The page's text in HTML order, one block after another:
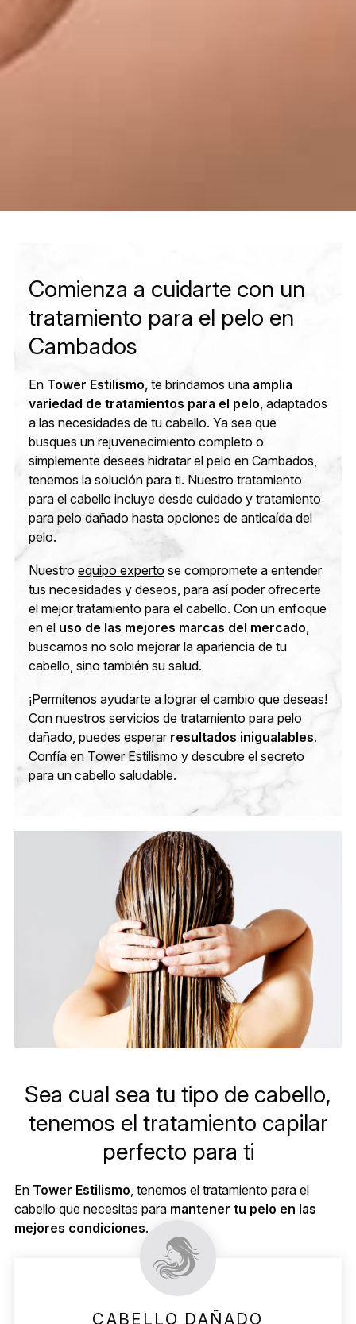
Comienza a cuidarte con un
tratamiento para el pelo en
Cambados
En Tower Estilismo , te brindamos una amplia
variedad de tratamientos para el pelo , adaptados
a las necesidades de tu cabello. Ya sea que
busques un rejuvenecimiento completo o
simplemente desees hidratar el pelo en Cambados,
tenemos la solución para ti. Nuestro tratamiento
para el cabello incluye desde cuidado y tratamiento
para pelo dañado hasta opciones de anticaída del
pelo.
Nuestro equipo experto se compromete a entender
tus necesidades y deseos, para así poder ofrecerte
el mejor tratamiento para el cabello. Con un enfoque
en el uso de las mejores marcas del mercado
buscamos no solo mejorar la apariencia de tu
cabello, sino también su salud.
¡Permítenos ayudarte a lograr el cambio que deseas!
Con nuestros servicios de tratamiento para pelo
dañado, puedes esperar resultados inigualables.
Confía en Tower Estilismo y descubre el secreto
para un cabello saludable.
Sea cual sea tu tipo de cabello,
tenemos el tratamiento capilar
perfecto para ti
En Tower Estilismo , tenemos el tratamiento para el
cabello que necesitas para mantener tu pelo en las
mejores condiciones.
CABELLO DAÑADO